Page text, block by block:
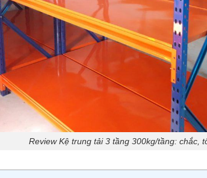
Review Kệ trung tải 3 tầng 300kg/tầng: chắc,